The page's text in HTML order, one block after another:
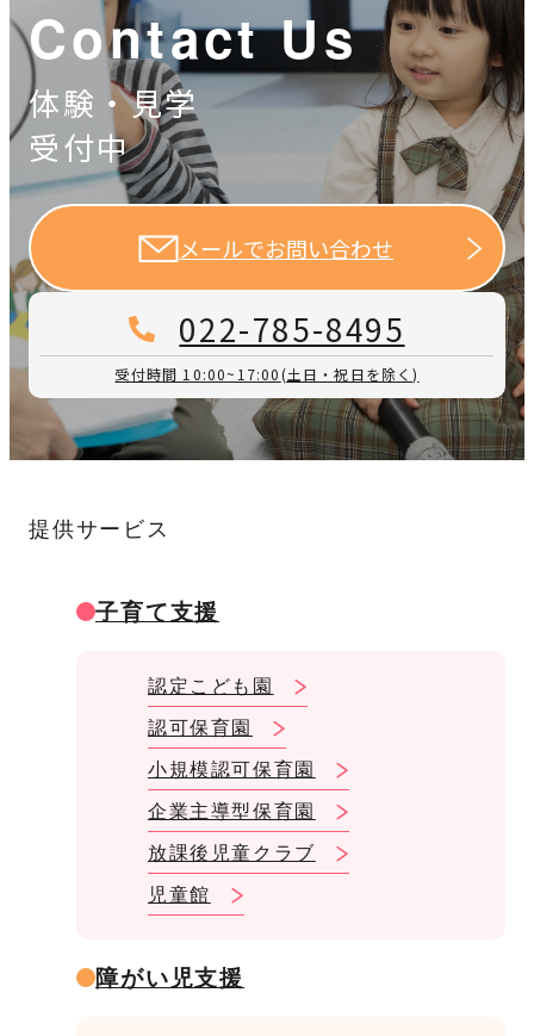
Contact Us
体験・見学
受付中
メールでお問い合わせ
022-785-8495
受付時間 10:00~17:00(土日・祝日を除く)
提供サービス
子育て支援
認定こども園
認可保育園
小規模認可保育園
企業主導型保育園
放課後児童クラブ
児童館
障がい児支援